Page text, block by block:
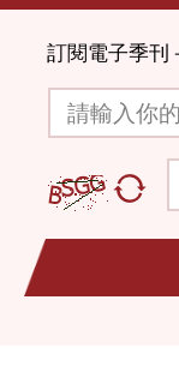
訂閱電子季刊
請輸入你的電郵地址
驗